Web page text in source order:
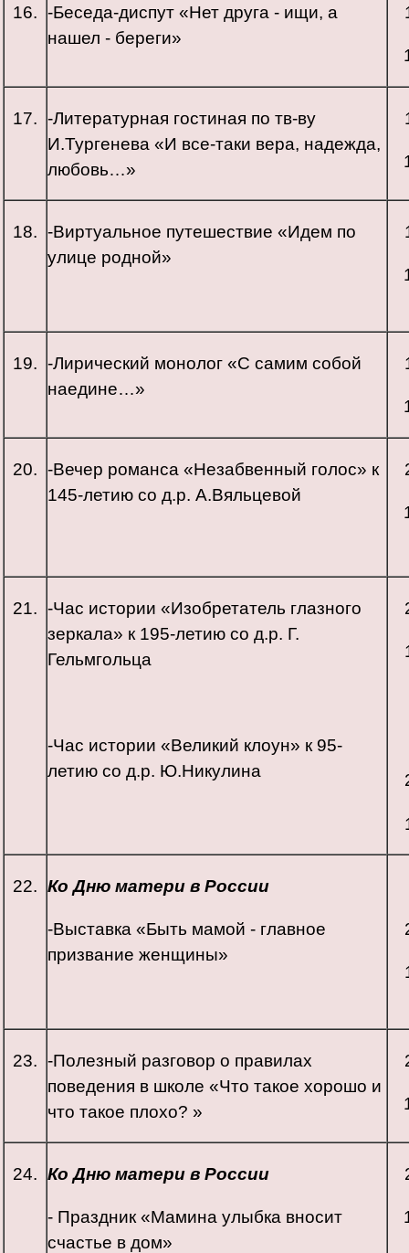
16. -Беседа-диспут «Нет друга - ищи, а
нашел - береги»
17. -Литературная гостиная по тв-ву
И.Тургенева «И все-таки вера, надежда,
любовь…»
18. -Виртуальное путешествие «Идем по
улице родной»
19. -Лирический монолог «С самим собой
наедине…»
20. -Вечер романса «Незабвенный голос» к
145-летию со д.р. А.Вяльцевой
21. -Час истории «Изобретатель глазного
зеркала» к 195-летию со д.р. Г.
Гельмгольца
-Час истории «Великий клоун» к 95-
летию со д.р. Ю.Никулина
22. Ко Дню матери в России
-Выставка «Быть мамой - главное
призвание женщины»
23. -Полезный разговор о правилах
поведения в школе «Что такое хорошо и
что такое плохо? »
24. Ко Дню матери в России
- Праздник «Мамина улыбка вносит
счастье в дом»